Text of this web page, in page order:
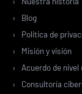
Blog
Politica de
Misión y visión
Acuerdo de
Consultoría